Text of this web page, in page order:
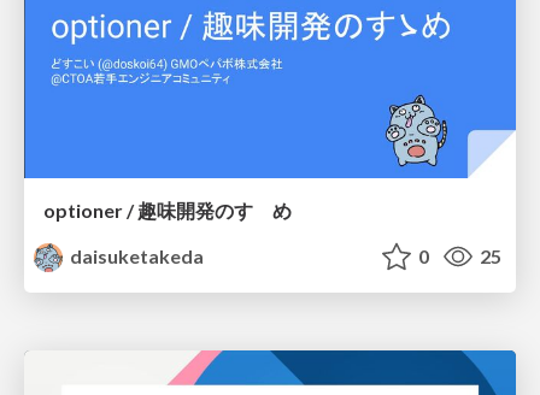
optioner / 趣味開発のすゝめ
daisuketakeda
0 25